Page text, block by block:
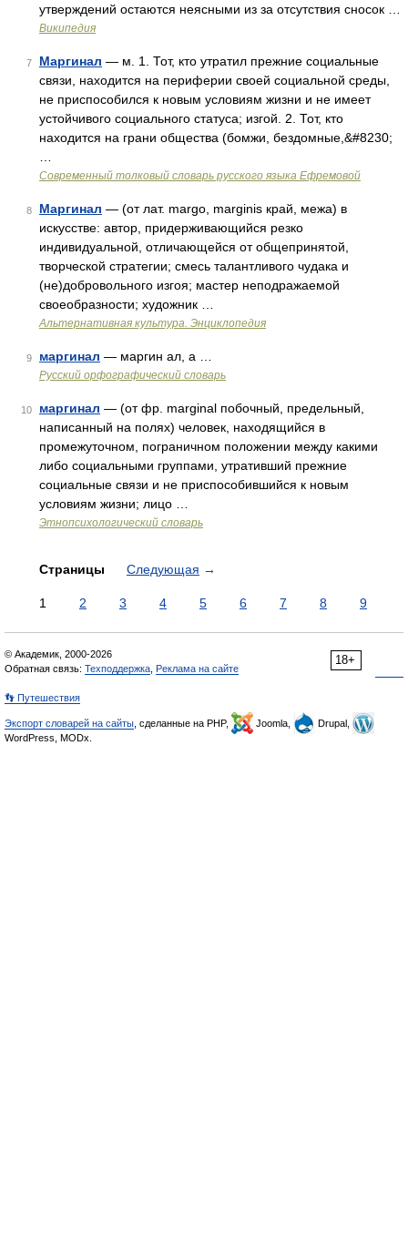
утверждений остаются неясными из за отсутствия сносок …
Википедия
7 Маргинал — м. 1. Тот, кто утратил прежние социальные
связи, находится на периферии своей социальной среды,
не приспособился к новым условиям жизни и не имеет
устойчивого социального статуса; изгой. 2. Тот, кто
находится на грани общества (бомжи, бездомные,&#8230;
Современный толковый словарь русского языка Ефремовой
8 Маргинал — (от лат. margo, marginis край, межа) в
искусстве: автор, придерживающийся резко
индивидуальной, отличающейся от общепринятой,
творческой стратегии; смесь талантливого чудака и
(не)добровольного изгоя; мастер неподражаемой
своеобразности; художник …
Альтернативная культура. Энциклопедия
9 маргинал — маргин ал, а …
Русский орфографический словарь
10 маргинал — (от фр. marginal побочный, предельный,
написанный на полях) человек, находящийся в
промежуточном, пограничном положении между какими
либо социальными группами, утративший прежние
социальные связи и не приспособившийся к новым
условиям жизни; лицо …
Этнопсихологический словарь
Страницы Следующая →
1 2 3 4 5 6 7 8 9
18+
© Академик, 2000-2026
Обратная связь: Техподдержка Реклама на сайте
👣 Путешествия
Экспорт словарей на сайты , сделанные на PHP, Joomla,
Drupal,
WordPress, MODx.